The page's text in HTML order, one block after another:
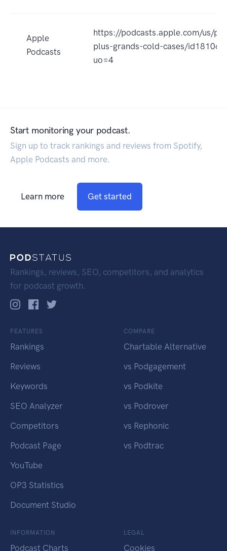
Apple
Podcasts
https://podcasts.apple.com/us/
plus-grands-cold-cases/
uo=4
Start monitoring your podcast.
Sign up to track rankings and reviews from Spotify,
Apple Podcasts and more.
Learn more Get started
Rankings, reviews, SEO, competitors, and analytics
for podcast growth.
FEATURES
Rankings
Reviews
Keywords
SEO Analyzer
Competitors
Podcast Page
YouTube
OP3 Statistics
Document Studio
COMPARE
Chartable Alternative
vs Podgagement
vs Podkite
vs Podrover
vs Rephonic
vs Podtrac
INFORMATION
Podcast Charts
LEGAL
Cookies